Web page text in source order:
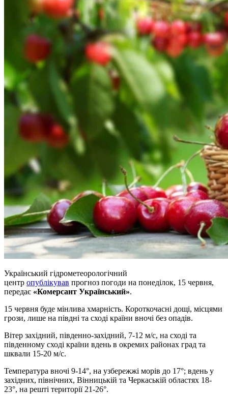
Український гідрометеорологічний
центр опублікував прогноз погоди на понеділок, 15 червня,
передає «Комерсант Український».
15 червня буде мінлива хмарність. Короткочасні дощі, місцями
грози, лише на півдні та сході країни вночі без опадів.
Вітер західний, південно-західний, 7-12 м/с, на сході та
південному сході країни вдень в окремих районах град та
шквали 15-20 м/с.
Температура вночі 9-14°, на узбережжі морів до 17°; вдень у
західних, північних, Вінницькій та Черкаській областях 18-
23°, на решті території 21-26°.